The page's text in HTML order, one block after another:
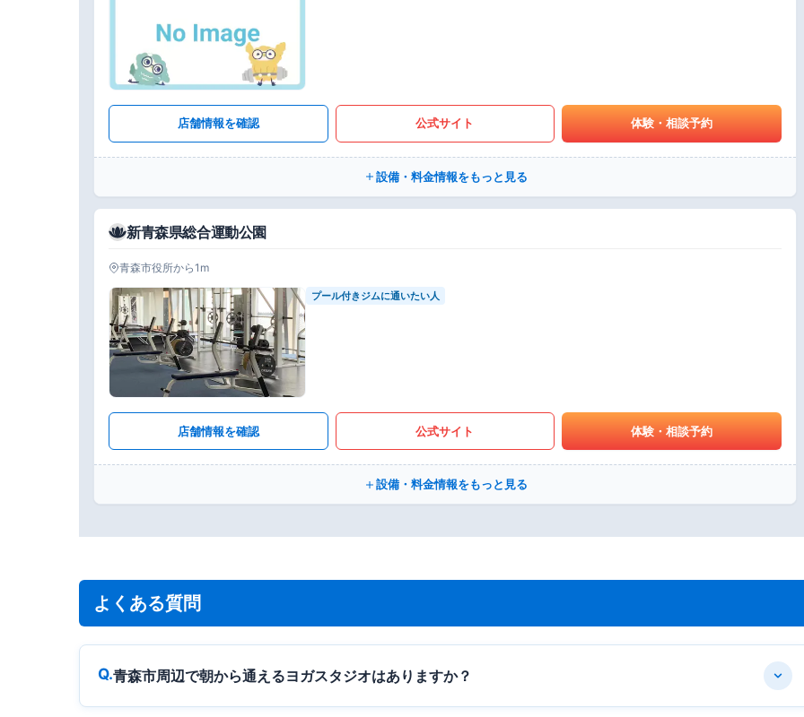
店舗情報を確認 公式サイト 体験・相談予約
設備・料金情報をもっと見る
新青森県総合運動公園
青森市役所から1m
プール付きジムに通いたい人
店舗情報を確認 公式サイト 体験・相談予約
設備・料金情報をもっと見る
よくある質問
青森市周辺で朝から通えるヨガスタジオはありますか？